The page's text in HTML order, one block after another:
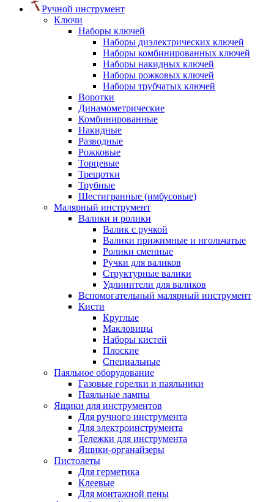
Ручной инструмент
Ключи
Наборы ключей
Наборы диэлектрических ключей
Наборы комбинированных ключей
Наборы накидных ключей
Наборы рожковых ключей
Наборы трубчатых ключей
Воротки
Динамометрические
Комбинированные
Накидные
Разводные
Рожковые
Торцевые
Трещотки
Трубные
Шестигранные (имбусовые)
Малярный инструмент
Валики и ролики
Валик с ручкой
Валики прижимные и игольчатые
Ролики сменные
Ручки для валиков
Структурные валики
Удлинители для валиков
Вспомогательный малярный инструмент
Кисти
Круглые
Макловицы
Наборы кистей
Плоские
Специальные
Паяльное оборудование
Газовые горелки и паяльники
Паяльные лампы
Ящики для инструментов
Для ручного инструмента
Для электроинструмента
Тележки для инструмента
Ящики-органайзеры
Пистолеты
Для герметика
Клеевые
Для монтажной пены